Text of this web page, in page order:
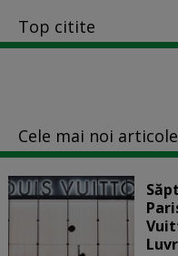
Top citite
Cele mai noi articole